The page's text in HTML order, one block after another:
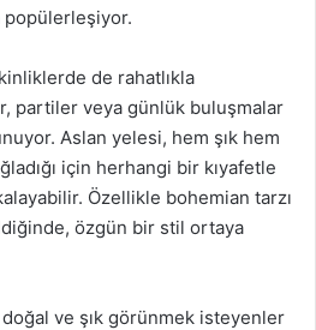
popülerleşiyor.
de rahatlıkla
partiler veya günlük buluşmalar
Aslan yelesi, hem şık hem
için herhangi bir kıyafetle
Özellikle bohemian tarzı
özgün bir stil ortaya
ve şık görünmek isteyenler